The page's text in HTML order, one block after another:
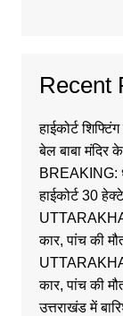
Recent
हाईकोर्ट
बेल बाबा मंदिर
BREAKING:
हाईकोर्ट 30
कार, पांच की
कार, पांच की
उत्तराखंड में